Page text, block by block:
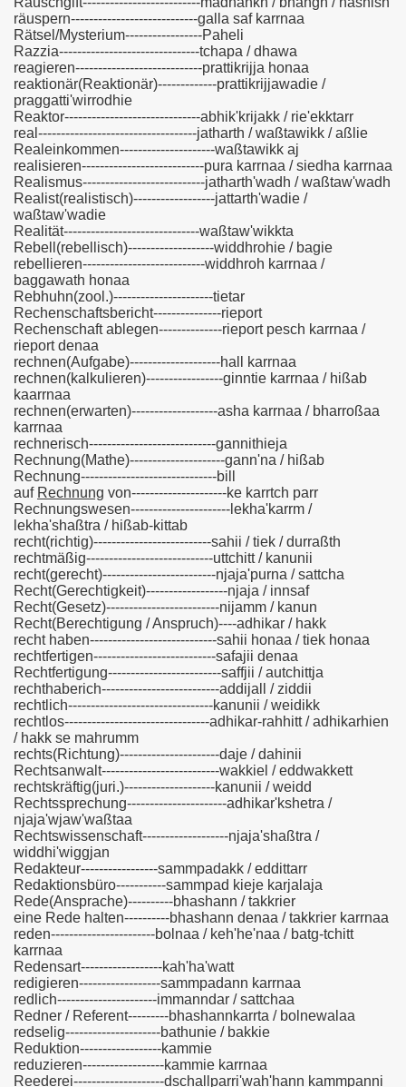
räuspern----------------------------galla saf karrnaa
Rätsel/Mysterium-----------------Paheli
Razzia-------------------------------tchapa / dhawa
reagieren----------------------------prattikrijja honaa
reaktionär(Reaktionär)-------------prattikrijjawadie /
praggatti'wirrodhie
Reaktor------------------------------abhik'krijakk / rie'ekktarr
real-----------------------------------jatharth / waßtawikk / aßlie
Realeinkommen---------------------waßtawikk aj
realisieren---------------------------pura karrnaa / siedha karrnaa
Realismus---------------------------jatharth'wadh / waßtaw'wadh
Realist(realistisch)------------------jattarth'wadie /
waßtaw'wadie
Realität------------------------------waßtaw'wikkta
Rebell(rebellisch)-------------------widdhrohie / bagie
rebellieren---------------------------widdhroh karrnaa /
baggawath honaa
Rebhuhn(zool.)----------------------tietar
Rechenschaftsbericht---------------rieport
Rechenschaft ablegen--------------rieport pesch karrnaa /
rieport denaa
rechnen(Aufgabe)--------------------hall karrnaa
rechnen(kalkulieren)-----------------ginntie karrnaa / hißab
kaarrnaa
rechnen(erwarten)-------------------asha karrnaa / bharroßaa
karrnaa
rechnerisch----------------------------gannithieja
Rechnung(Mathe)---------------------gann'na / hißab
Rechnung------------------------------bill
auf Rechnung von---------------------ke karrtch parr
Rechnungswesen----------------------lekha'karrm /
lekha'shaßtra / hißab-kittab
recht(richtig)--------------------------sahii / tiek / durraßth
rechtmäßig----------------------------uttchitt / kanunii
recht(gerecht)-------------------------njaja'purna / sattcha
Recht(Gerechtigkeit)------------------njaja / innsaf
Recht(Gesetz)-------------------------nijamm / kanun
Recht(Berechtigung / Anspruch)----adhikar / hakk
recht haben----------------------------sahii honaa / tiek honaa
rechtfertigen---------------------------safajii denaa
Rechtfertigung-------------------------saffjii / autchittja
rechthaberich--------------------------addijall / ziddii
rechtlich--------------------------------kanunii / weidikk
rechtlos--------------------------------adhikar-rahhitt / adhikarhien
/ hakk se mahrumm
rechts(Richtung)----------------------daje / dahinii
Rechtsanwalt--------------------------wakkiel / eddwakkett
rechtskräftig(juri.)--------------------kanunii / weidd
Rechtssprechung----------------------adhikar'kshetra /
njaja'wjaw'waßtaa
Rechtswissenschaft-------------------njaja'shaßtra /
widdhi'wiggjan
Redakteur-----------------sammpadakk / eddittarr
Redaktionsbüro-----------sammpad kieje karjalaja
Rede(Ansprache)----------bhashann / takkrier
eine Rede halten----------bhashann denaa / takkrier karrnaa
reden-----------------------bolnaa / keh'he'naa / batg-tchitt
karrnaa
Redensart------------------kah'ha'watt
redigieren------------------sammpadann karrnaa
redlich----------------------immanndar / sattchaa
Redner / Referent---------bhashannkarrta / bolnewalaa
redselig---------------------bathunie / bakkie
Reduktion------------------kammie
reduzieren------------------kammie karrnaa
Reederei--------------------dschallparri'wah'hann kammpanni